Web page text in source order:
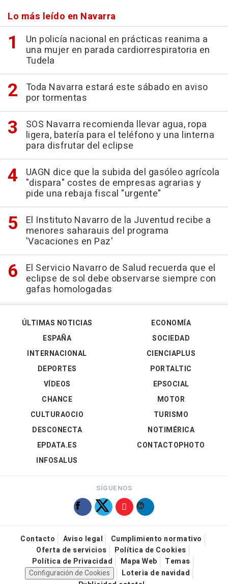
Lo más leído en Navarra
Un policía nacional en prácticas reanima a
una mujer en parada cardiorrespiratoria en
Tudela
Toda Navarra estará este sábado en aviso
por tormentas
SOS Navarra recomienda llevar agua, ropa
ligera, batería para el teléfono y una linterna
para disfrutar del eclipse
UAGN dice que la subida del gasóleo agrícola
"dispara" costes de empresas agrarias y
pide una rebaja fiscal "urgente"
El Instituto Navarro de la Juventud recibe a
menores saharauis del programa
'Vacaciones en Paz'
El Servicio Navarro de Salud recuerda que el
eclipse de sol debe observarse siempre con
gafas homologadas
ÚLTIMAS NOTICIAS
ESPAÑA
INTERNACIONAL
DEPORTES
VÍDEOS
ECONOMÍA
SOCIEDAD
CIENCIAPLUS
PORTALTIC
EPSOCIAL
CHANCE
CULTURAOCIO
DESCONECTA
EPDATA.ES
INFOSALUS
MOTOR
TURISMO
NOTIMÉRICA
CONTACTOPHOTO
SÍGUENOS
Contacto Aviso legal
Cumplimiento normativo
Oferta de servicios
Política de Cookies
Política de Privacidad
Mapa Web
Temas
Configuración de Cookies
Loteria de navidad